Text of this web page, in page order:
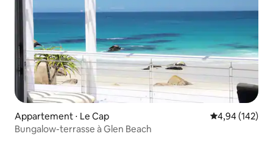
Appartement ⋅ Le Cap Évaluation
4,94 (142)
Bungalow-terrasse à Glen Beach